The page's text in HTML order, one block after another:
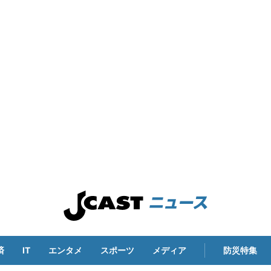
IT エンタメ スポーツ メディア 防災特集